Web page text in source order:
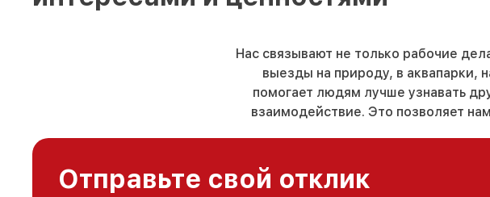
Нас связывают не только рабочие
выезды на природу, в аквапарки,
помогает людям лучше узнавать
взаимодействие. Это позволяет
Отправьте свой отклик